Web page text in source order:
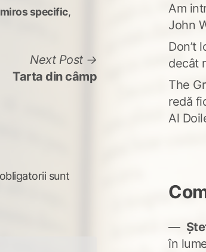
specific,
Next Post
post:
Tarta din câmp
sunt
Am
John
Don’t
decât
The
redă
Al
în